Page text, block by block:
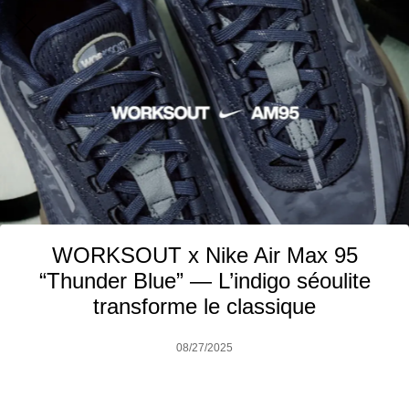
WORKSOUT x Nike Air Max 95
“Thunder Blue” — L’indigo séoulite
transforme le classique
08/27/2025